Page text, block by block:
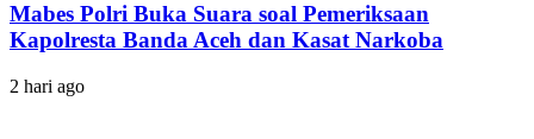
Mabes Polri Buka Suara soal Pemeriksaan
Kapolresta Banda Aceh dan Kasat Narkoba
2 hari ago